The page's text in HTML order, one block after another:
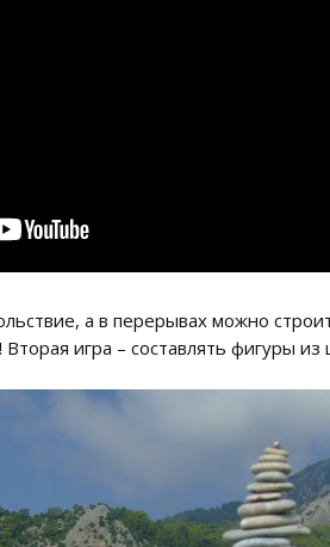
а в перерывах можно
игра – составлять фигуры